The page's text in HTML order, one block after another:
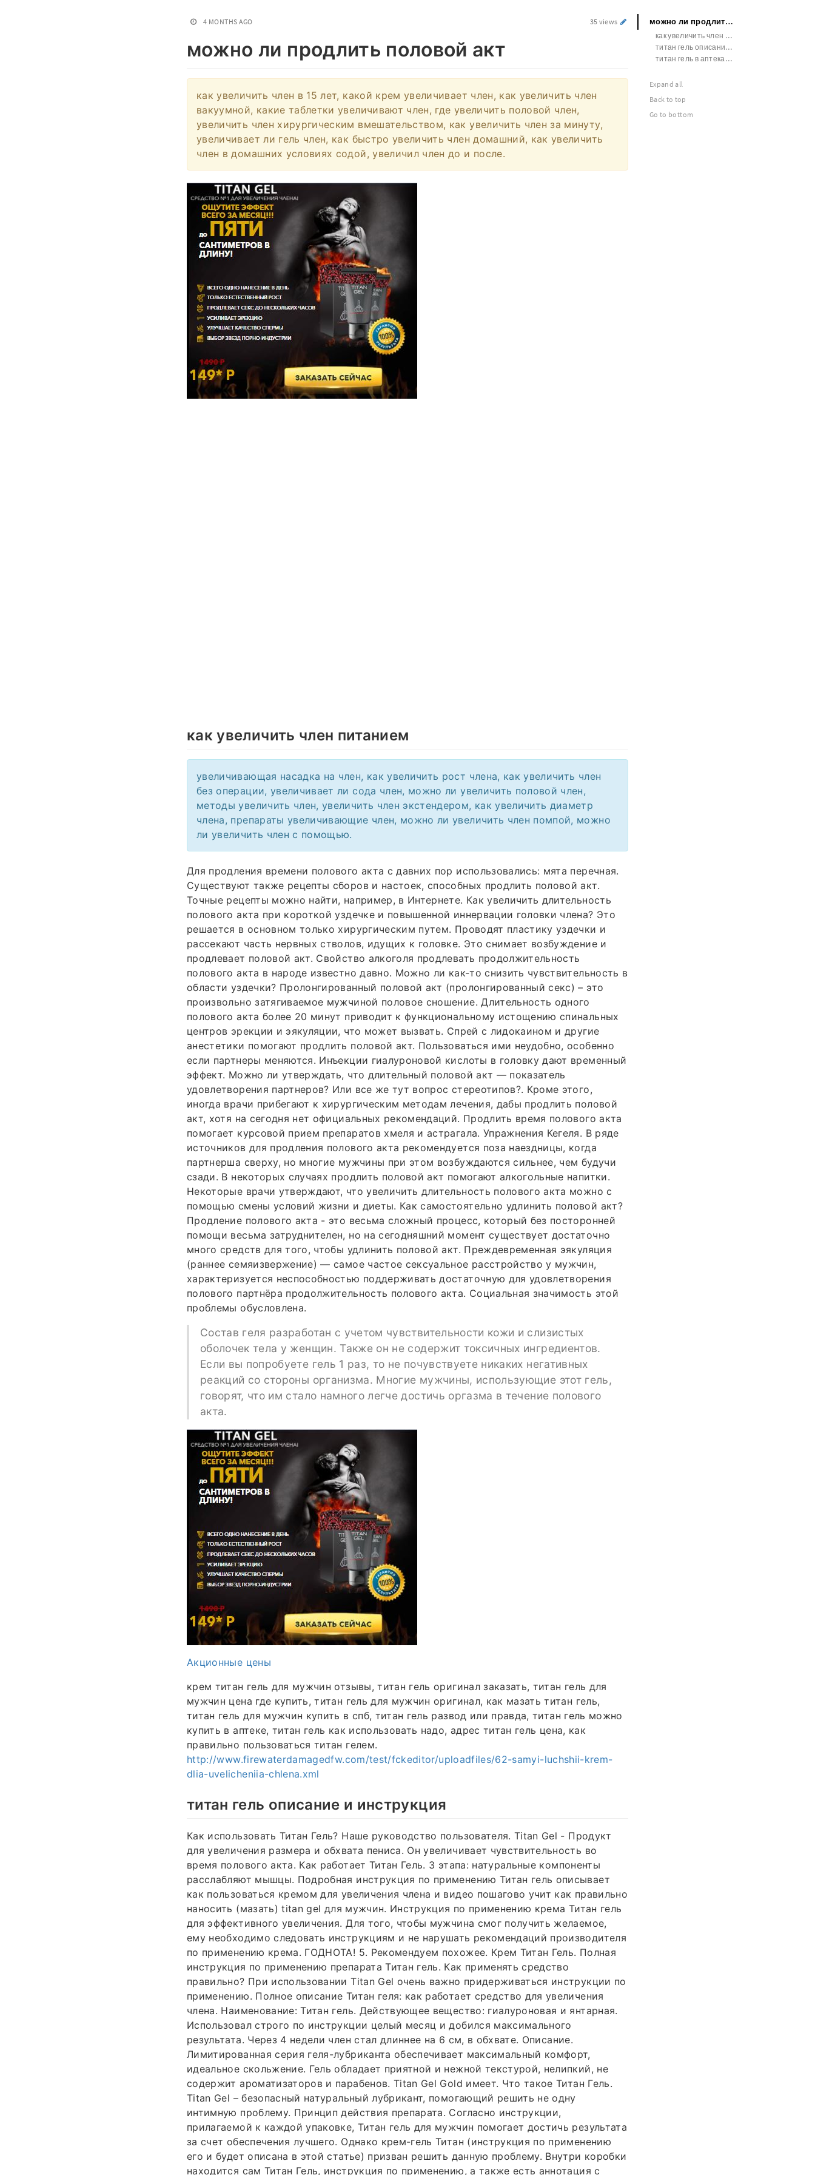
4 MONTHS AGO 35 views
можно ли продлить половой акт
как увеличить член в 15 лет, какой крем увеличивает член, как увеличить член
вакуумной, какие таблетки увеличивают член, где увеличить половой член,
увеличить член хирургическим вмешательством, как увеличить член за минуту,
увеличивает ли гель член, как быстро увеличить член домашний, как увеличить
член в домашних условиях содой, увеличил член до и после.
как увеличить член питанием
увеличивающая насадка на член, как увеличить рост члена, как увеличить член
без операции, увеличивает ли сода член, можно ли увеличить половой член,
методы увеличить член, увеличить член экстендером, как увеличить диаметр
члена, препараты увеличивающие член, можно ли увеличить член помпой, можно
ли увеличить член с помощью.
Для продления времени полового акта с давних пор использовались: мята перечная.
Существуют также рецепты сборов и настоек, способных продлить половой акт.
Точные рецепты можно найти, например, в Интернете. Как увеличить длительность
полового акта при короткой уздечке и повышенной иннервации головки члена? Это
решается в основном только хирургическим путем. Проводят пластику уздечки и
рассекают часть нервных стволов, идущих к головке. Это снимает возбуждение и
продлевает половой акт. Свойство алкоголя продлевать продолжительность
полового акта в народе известно давно. Можно ли как-то снизить чувствительность в
области уздечки? Пролонгированный половой акт (пролонгированный секс) – это
произвольно затягиваемое мужчиной половое сношение. Длительность одного
полового акта более 20 минут приводит к функциональному истощению спинальных
центров эрекции и эякуляции, что может вызвать. Спрей с лидокаином и другие
анестетики помогают продлить половой акт. Пользоваться ими неудобно, особенно
если партнеры меняются. Инъекции гиалуроновой кислоты в головку дают временный
эффект. Можно ли утверждать, что длительный половой акт — показатель
удовлетворения партнеров? Или все же тут вопрос стереотипов?. Кроме этого,
иногда врачи прибегают к хирургическим методам лечения, дабы продлить половой
акт, хотя на сегодня нет официальных рекомендаций. Продлить время полового акта
помогает курсовой прием препаратов хмеля и астрагала. Упражнения Кегеля. В ряде
источников для продления полового акта рекомендуется поза наездницы, когда
партнерша сверху, но многие мужчины при этом возбуждаются сильнее, чем будучи
сзади. В некоторых случаях продлить половой акт помогают алкогольные напитки.
Некоторые врачи утверждают, что увеличить длительность полового акта можно с
помощью смены условий жизни и диеты. Как самостоятельно удлинить половой акт?
Продление полового акта - это весьма сложный процесс, который без посторонней
помощи весьма затруднителен, но на сегодняшний момент существует достаточно
много средств для того, чтобы удлинить половой акт. Преждевременная эякуляция
(раннее семяизвержение) — самое частое сексуальное расстройство у мужчин,
характеризуется неспособностью поддерживать достаточную для удовлетворения
полового партнёра продолжительность полового акта. Социальная значимость этой
проблемы обусловлена.
Состав геля разработан с учетом чувствительности кожи и слизистых
оболочек тела у женщин. Также он не содержит токсичных ингредиентов.
Если вы попробуете гель 1 раз, то не почувствуете никаких негативных
реакций со стороны организма. Многие мужчины, использующие этот гель,
говорят, что им стало намного легче достичь оргазма в течение полового
акта.
Акционные цены
крем титан гель для мужчин отзывы, титан гель оригинал заказать, титан гель для
мужчин цена где купить, титан гель для мужчин оригинал, как мазать титан гель,
титан гель для мужчин купить в спб, титан гель развод или правда, титан гель можно
купить в аптеке, титан гель как использовать надо, адрес титан гель цена, как
правильно пользоваться титан гелем.
http://www.firewaterdamagedfw.com/test/fckeditor/uploadfiles/62-samyi-luchshii-krem-
dlia-uvelicheniia-chlena.xml
титан гель описание и инструкция
Как использовать Титан Гель? Наше руководство пользователя. Titan Gel - Продукт
для увеличения размера и обхвата пениса. Он увеличивает чувствительность во
время полового акта. Как работает Титан Гель. 3 этапа: натуральные компоненты
расслабляют мышцы. Подробная инструкция по применению Титан гель описывает
как пользоваться кремом для увеличения члена и видео пошагово учит как правильно
наносить (мазать) titan gel для мужчин. Инструкция по применению крема Титан гель
для эффективного увеличения. Для того, чтобы мужчина смог получить желаемое,
ему необходимо следовать инструкциям и не нарушать рекомендаций производителя
по применению крема. ГОДНОТА! 5. Рекомендуем похожее. Крем Титан Гель. Полная
инструкция по применению препарата Титан гель. Как применять средство
правильно? При использовании Titan Gel очень важно придерживаться инструкции по
применению. Полное описание Титан геля: как работает средство для увеличения
члена. Наименование: Титан гель. Действующее вещество: гиалуроновая и янтарная.
Использовал строго по инструкции целый месяц и добился максимального
результата. Через 4 недели член стал длиннее на 6 см, в обхвате. Описание.
Лимитированная серия геля-лубриканта обеспечивает максимальный комфорт,
идеальное скольжение. Гель обладает приятной и нежной текстурой, нелипкий, не
содержит ароматизаторов и парабенов. Titan Gel Gold имеет. Что такое Титан Гель.
Titan Gel – безопасный натуральный лубрикант, помогающий решить не одну
интимную проблему. Принцип действия препарата. Согласно инструкции,
прилагаемой к каждой упаковке, Титан гель для мужчин помогает достичь результата
за счет обеспечения лучшего. Однако крем-гель Титан (инструкция по применению
его и будет описана в этой статье) призван решить данную проблему. Внутри коробки
находится сам Титан Гель, инструкция по применению, а также есть аннотация с
можно ли продлить половой акт
как увеличить член питанием
титан гель описание и инструкция
титан гель в аптеках спб
Expand all
Back to top
Go to bottom